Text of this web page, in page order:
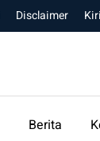
Disclaimer
Berita